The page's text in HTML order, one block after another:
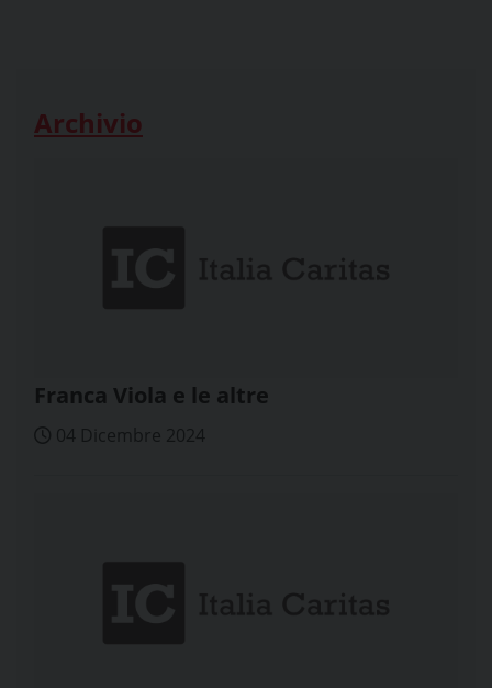
Archivio
Franca Viola e le altre
04 Dicembre 2024